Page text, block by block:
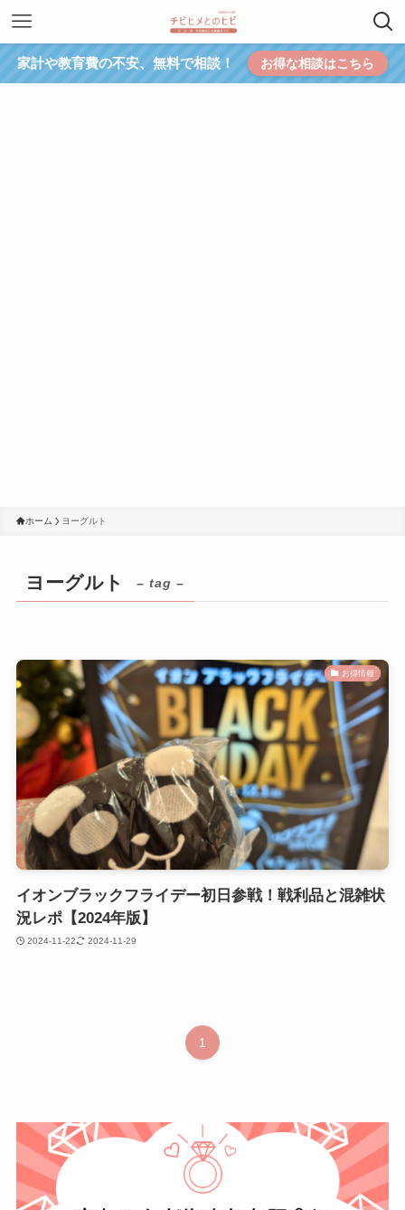
家計や教育費の不安、無料で相談！ お得な相談はこちら
ホーム ヨーグルト
ヨーグルト – tag –
お得情報
イオンブラックフライデー初日参戦！戦利品と混雑状
況レポ【2024年版】
2024-11-22 2024-11-29
1